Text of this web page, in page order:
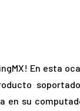
En esta
en su